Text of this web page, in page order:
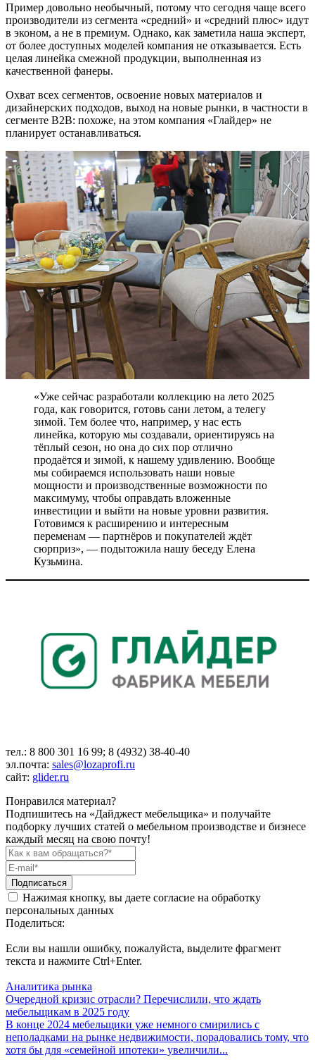
Пример довольно необычный, потому что сегодня чаще всего
производители из сегмента «средний» и «средний плюс» идут
в эконом, а не в премиум. Однако, как заметила наша эксперт,
от более доступных моделей компания не отказывается. Есть
целая линейка смежной продукции, выполненная из
качественной фанеры.
Охват всех сегментов, освоение новых материалов и
дизайнерских подходов, выход на новые рынки, в частности в
сегменте В2В: похоже, на этом компания «Глайдер» не
планирует останавливаться.
«Уже сейчас разработали коллекцию на лето 2025
года, как говорится, готовь сани летом, а телегу
зимой. Тем более что, например, у нас есть
линейка, которую мы создавали, ориентируясь на
тёплый сезон, но она до сих пор отлично
продаётся и зимой, к нашему удивлению. Вообще
мы собираемся использовать наши новые
мощности и производственные возможности по
максимуму, чтобы оправдать вложенные
инвестиции и выйти на новые уровни развития.
Готовимся к расширению и интересным
переменам — партнёров и покупателей ждёт
сюрприз», — подытожила нашу беседу Елена
Кузьмина.
тел.: 8 800 301 16 99; 8 (4932) 38-40-40
эл.почта: sales@lozaprofi.ru
сайт: glider.ru
Понравился материал?
Подпишитесь на «Дайджест мебельщика» и получайте
подборку лучших статей о мебельном производстве и бизнесе
каждый месяц на свою почту!
Подписаться
Нажимая кнопку, вы даете согласие на обработку
персональных данных
Поделиться:
Если вы нашли ошибку, пожалуйста, выделите фрагмент
текста и нажмите Ctrl+Enter.
Аналитика рынка
Очередной кризис отрасли? Перечислили, что ждать
мебельщикам в 2025 году
В конце 2024 мебельщики уже немного смирились с
неполадками на рынке недвижимости, порадовались тому, что
хотя бы для «семейной ипотеки» увеличили...